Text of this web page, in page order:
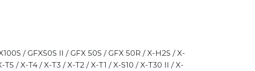
/ GFX50S II / GFX 50S / GFX 50R / X-H2S / X-
/ X-T4 / X-T3 / X-T2 / X-T1 / X-S10 / X-T30 II / X-